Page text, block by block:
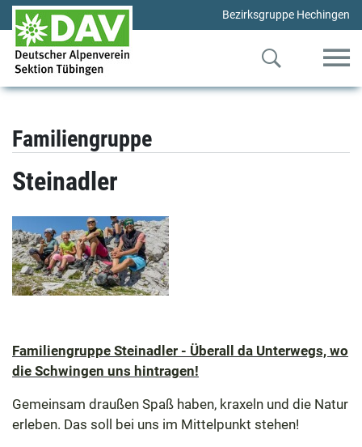
Bezirksgruppe Hechingen
Familiengruppe
Steinadler
Familiengruppe Steinadler - Überall da Unterwegs, wo
die Schwingen uns hintragen!
Gemeinsam draußen Spaß haben, kraxeln und die Natur
erleben. Das soll bei uns im Mittelpunkt stehen!